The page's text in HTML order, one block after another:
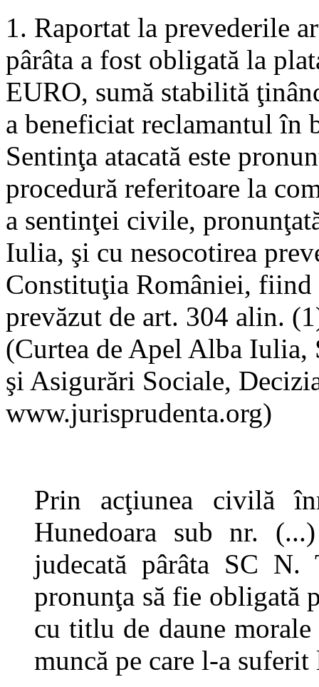
1. Raportat la prevederile
pârâta a fost obligată la
EURO, sumă stabilită
a beneficiat reclamantul în
Sentinţa atacată este
procedură referitoare la
a sentinţei civile,
Iulia, şi cu nesocotirea
Constituţia României,
prevăzut de art. 304 alin.
(Curtea de Apel Alba Iulia,
şi Asigurări Sociale,
www.jurisprudenta.org)
Prin acţiunea civilă
Hunedoara sub nr.
judecată pârâta SC
pronunţa să fie obligată
cu titlu de daune
muncă pe care l-a